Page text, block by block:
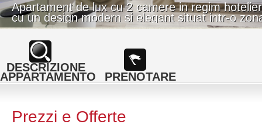
DESCRIZIONE
APPARTAMENTO PRENOTARE
Apartament de lux cu 2 camere in regim
cu un design modern si elegant situat intr-o
linistita la numai 15 minute de centrul orasului
Galati.
Prezzi e Offerte